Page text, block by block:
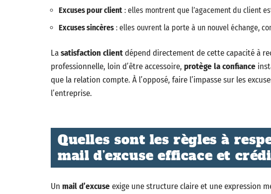
Excuses pour client : elles montrent que l’agacement du client
Excuses sincères : elles ouvrent la porte à un nouvel échange,
Lasatisfaction clientdépend directement de cette capacité à
professionnelle, loin d’être accessoire, protège la confiance
que la relation compte. À l’opposé, faire l’impasse sur les
l’entreprise.
Quelles sont les règles à
mail d’excuse efficace et
Un mail d’excuseexige une structure claire et une expression